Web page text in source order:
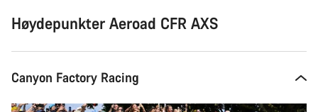
kjøpe
Høydepunkter Aeroad CFR AXS
Canyon Factory Racing